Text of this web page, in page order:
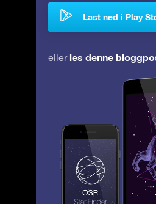
Last ned i Play
eller les denne